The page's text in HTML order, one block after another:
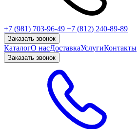
+7 (981) 703-96-49 +7 (812) 240-89-89
Заказать звонок
КаталогО насДоставкаУслугиКонтакты
Заказать звонок